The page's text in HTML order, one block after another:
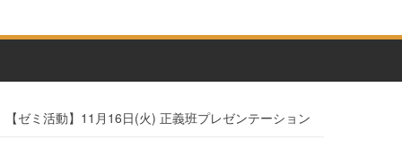
【ゼミ活動】11月16日(火) 正義班プレゼンテーション